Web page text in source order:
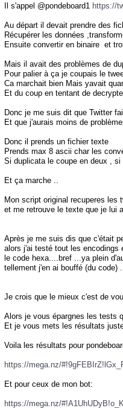
Il s'appel @pondeboard1 https://
Au départ il devait prendre des
Récupérer les données
Ensuite convertir en binaire et
Mais il avait des problèmes de
Pour palier à ça je coupais le
Ca marchait bien Mais yavait
Et du coup en tentant de
Donc je me suis dit que Twitter
Et que j'aurais moins de
Donc il prends un fichier texte
Prends max 8 ascii char les
Si duplicata le coupe en deux ,
Et ça marche ..
Mon script original recuperes les
et me retrouve le texte que je lui
Après je me suis dis que c'était
alors j'ai testé tout les encodings
le code hexa....bref ...ya plein
tellement j'en ai bouffé (du code)
Je crois que le mieux c'est de
Alors je vous épargnes les tests
Et je vous mets les résultats
Voila les résultats pour
https://mega.nz/
Et pour ceux de mon bot:
https://mega.nz/